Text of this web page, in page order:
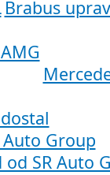
Brabus
SR Auto